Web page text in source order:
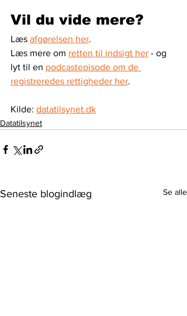
Vil du vide mere?
Læs afgørelsen her.
Læs mere om retten til indsigt her - og
lyt til en podcastepisode om de
registreredes rettigheder her.
Kilde: datatilsynet.dk
Datatilsynet
Seneste blogindlæg Se alle